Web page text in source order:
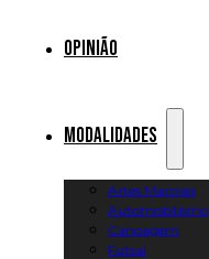
Opinião
Modalidades
Artes Marciais
Automobilismo
Canoagem
Futsal